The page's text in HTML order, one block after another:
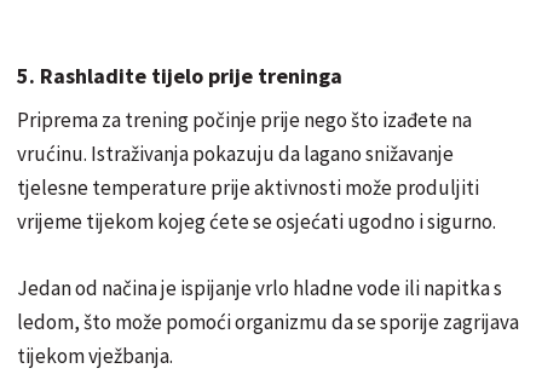
5. Rashladite tijelo prije treninga
Priprema za trening počinje prije nego što izađete na
vrućinu. Istraživanja pokazuju da lagano snižavanje
tjelesne temperature prije aktivnosti može produljiti
vrijeme tijekom kojeg ćete se osjećati ugodno i sigurno.
Jedan od načina je ispijanje vrlo hladne vode ili napitka s
ledom, što može pomoći organizmu da se sporije zagrijava
tijekom vježbanja.